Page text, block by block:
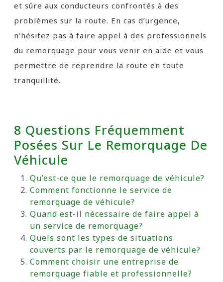
et sûre aux conducteurs confrontés à des
problèmes sur la route. En cas d’urgence,
n’hésitez pas à faire appel à des professionnels
du remorquage pour vous venir en aide et vous
permettre de reprendre la route en toute
tranquillité.
8 Questions Fréquemment
Posées Sur Le Remorquage De
Véhicule
Qu’est-ce que le remorquage de véhicule?
Comment fonctionne le service de
remorquage de véhicule?
Quand est-il nécessaire de faire appel à
un service de remorquage?
Quels sont les types de situations
couverts par le remorquage de véhicule?
Comment choisir une entreprise de
remorquage fiable et professionnelle?